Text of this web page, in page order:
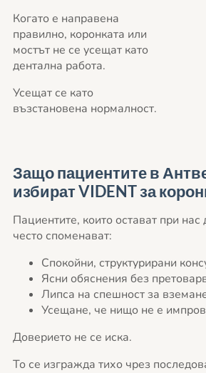
Когато е направена
правилно, коронката или
мостът не се усещат като
дентална работа.
Усещат се като
възстановена нормалност.
Защо пациентите в
избират VIDENT за
Пациентите, които остават при нас
често споменават:
Спокойни, структурирани
Ясни обяснения без
Липса на спешност за
Усещане, че нищо не е
Доверието не се иска.
То се изгражда тихо чрез